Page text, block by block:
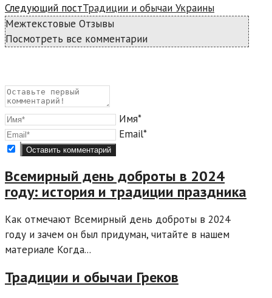
Следующий постТрадиции и обычаи Украины
Межтекстовые Отзывы
Посмотреть все комментарии
Имя*
Email*
Всемирный день доброты в 2024
году: история и традиции праздника
Как отмечают Всемирный день доброты в 2024
году и зачем он был придуман, читайте в нашем
материале Когда...
Традиции и обычаи Греков